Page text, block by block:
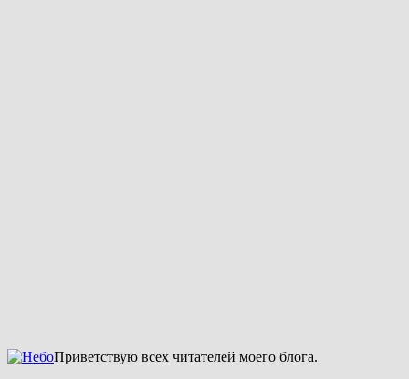
Приветствую всех читателей моего блога.